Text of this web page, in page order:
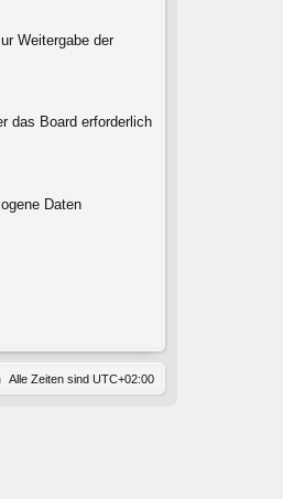
Weitergabe der
das Board erforderlich
Daten
Alle Zeiten sind UTC+02:00